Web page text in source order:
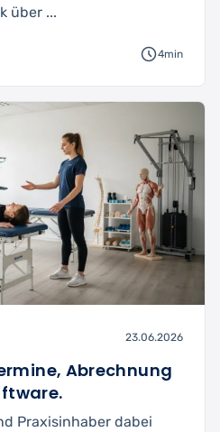
über ...
4min
23.06.2026
Abrechnung
Praxisinhaber dabei